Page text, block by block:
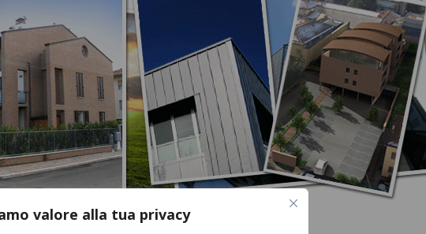
valore alla tua privacy